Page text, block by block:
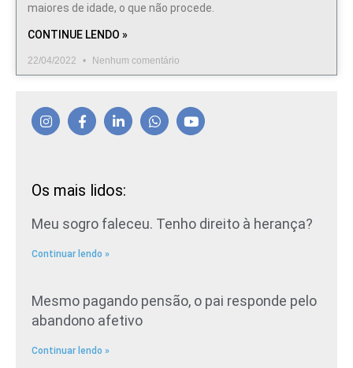
maiores de idade, o que não procede.
CONTINUE LENDO »
22/04/2022 Nenhum comentário
Os mais lidos:
Meu sogro faleceu. Tenho direito à herança?
Continuar lendo »
Mesmo pagando pensão, o pai responde pelo
abandono afetivo
Continuar lendo »